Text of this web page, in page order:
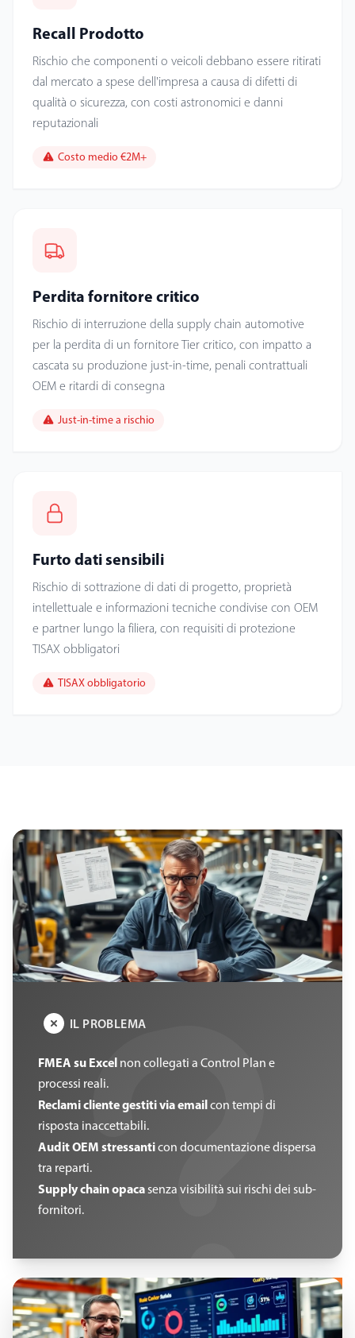
Recall Prodotto
Rischio che componenti o veicoli debbano essere ritirati
dal mercato a spese dell'impresa a causa di difetti di
qualità o sicurezza, con costi astronomici e danni
reputazionali
Costo medio €2M+
Perdita fornitore critico
Rischio di interruzione della supply chain automotive
per la perdita di un fornitore Tier critico, con impatto a
cascata su produzione just-in-time, penali contrattuali
OEM e ritardi di consegna
Just-in-time a rischio
Furto dati sensibili
Rischio di sottrazione di dati di progetto, proprietà
intellettuale e informazioni tecniche condivise con OEM
e partner lungo la filiera, con requisiti di protezione
TISAX obbligatori
TISAX obbligatorio
IL PROBLEMA
FMEA su Excel non collegati a Control Plan e
processi reali.
Reclami cliente gestiti via emailcon tempi di
risposta inaccettabili.
Audit OEM stressanticon documentazione dispersa
tra reparti.
Supply chain opacasenza visibilità sui rischi dei sub-
fornitori.